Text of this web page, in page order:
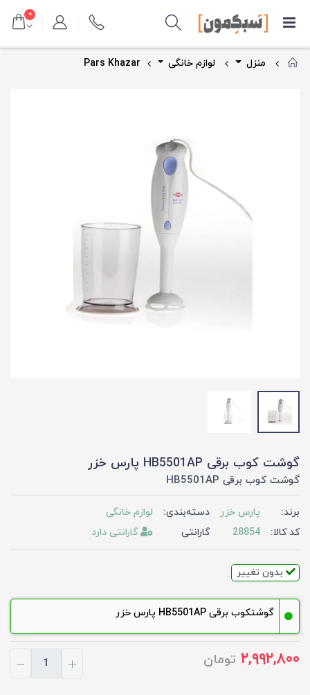
۰
منزل لوازم خانگی Pars Khazar
گوشت کوب برقی HB5501AP پارس خزر
گوشت کوب برقی HB5501AP
برند: پارس خزر دسته‌بندی:
لوازم خانگی
کد کالا:
28854 گارانتی گارانتی دارد
بدون تغییر
گوشتکوب برقی HB5501AP پارس خزر
۲,۹۹۲,۸۰۰ تومان